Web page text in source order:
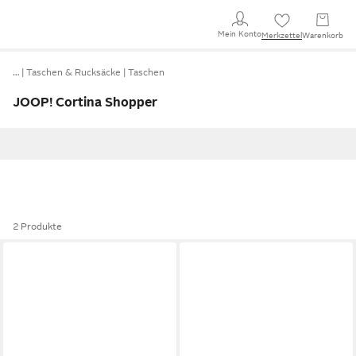
Mein KontoMerkzettel Warenkorb
… Taschen & Rucksäcke Taschen
JOOP! Cortina Shopper
2 Produkte